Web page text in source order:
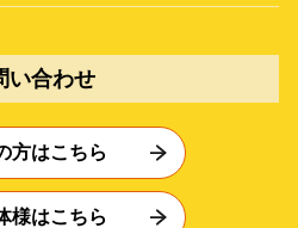
い合わせ
方はこちら
様はこちら